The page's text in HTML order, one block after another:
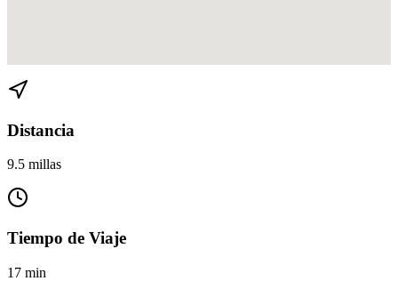
Distancia
9.5 millas
Tiempo de Viaje
17 min